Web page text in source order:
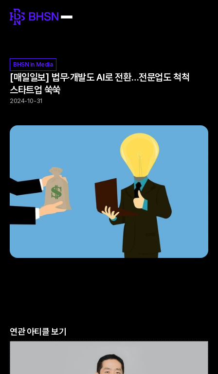
BHSN in Media
[매일일보] 법무·개발도 AI로 전환…전문업도 척척
스타트업 쑥쑥
2024-10-31
연관 아티클 보기